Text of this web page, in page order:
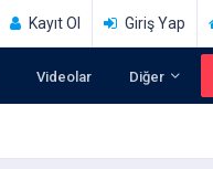
Kayıt Ol Giriş Yap
Videolar Diğer